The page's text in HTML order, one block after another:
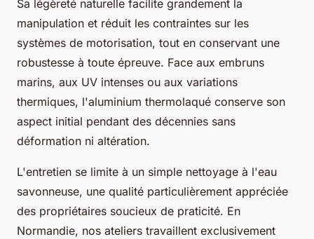
Sa légèreté naturelle facilite grandement la
manipulation et réduit les contraintes sur les
systèmes de motorisation, tout en conservant une
robustesse à toute épreuve. Face aux embruns
marins, aux UV intenses ou aux variations
thermiques, l'aluminium thermolaqué conserve son
aspect initial pendant des décennies sans
déformation ni altération.
L'entretien se limite à un simple nettoyage à l'eau
savonneuse, une qualité particulièrement appréciée
des propriétaires soucieux de praticité. En
Normandie, nos ateliers travaillent exclusivement